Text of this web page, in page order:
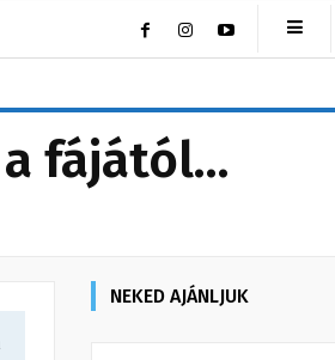
a fájától…
NEKED AJÁNLJUK